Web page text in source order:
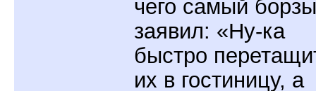
чего самый
заявил: «Ну-ка
быстро
их в гостиницу, а